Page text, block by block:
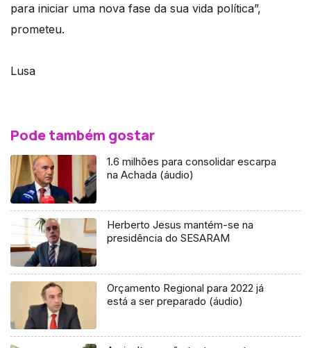
para iniciar uma nova fase da sua vida política”,
prometeu.
Lusa
Pode também gostar
1.6 milhões para consolidar escarpa
na Achada (áudio)
Herberto Jesus mantém-se na
presidência do SESARAM
Orçamento Regional para 2022 já
está a ser preparado (áudio)